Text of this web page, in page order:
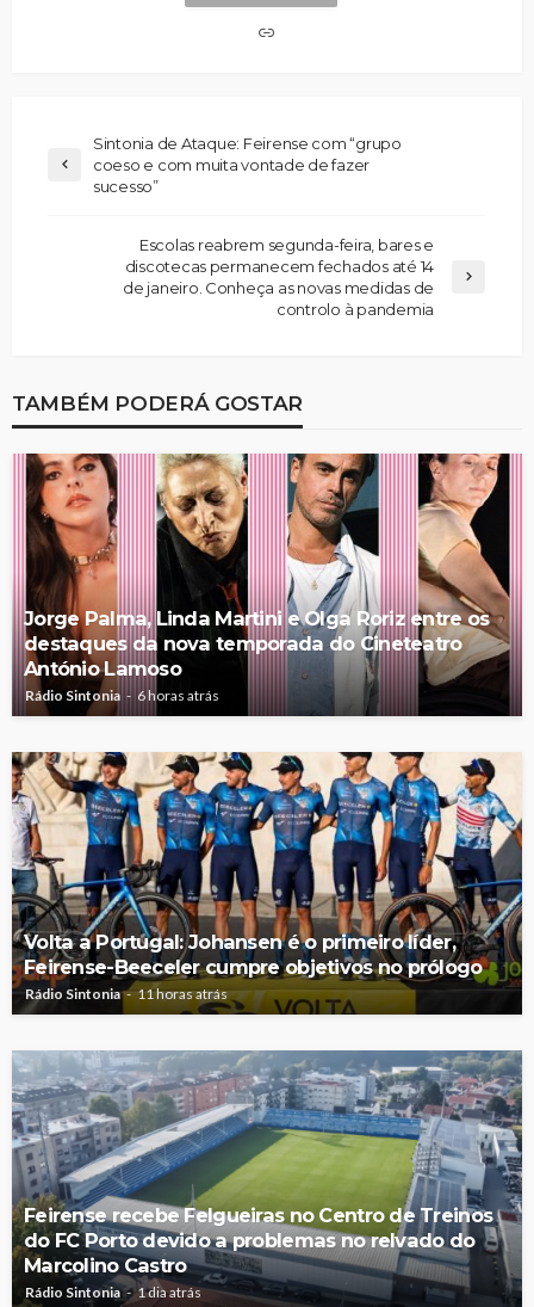
Sintonia de Ataque: Feirense com “grupo
coeso e com muita vontade de fazer
sucesso”
Escolas reabrem segunda-feira, bares e
discotecas permanecem fechados até 14
de janeiro. Conheça as novas medidas de
controlo à pandemia
TAMBÉM PODERÁ GOSTAR
Jorge Palma, Linda Martini e Olga Roriz entre os
destaques da nova temporada do Cineteatro
António Lamoso
Rádio Sintonia 6 horas atrás
Volta a Portugal: Johansen é o primeiro líder,
Feirense-Beeceler cumpre objetivos no prólogo
Rádio Sintonia 11 horas atrás
Feirense recebe Felgueiras no Centro de Treinos
do FC Porto devido a problemas no relvado do
Marcolino Castro
Rádio Sintonia 1 dia atrás